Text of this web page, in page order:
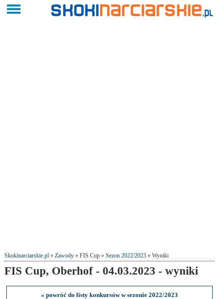
Skokinarciarskie.pl» Zawody» FIS Cup » Sezon 2022/2023» Wyniki
FIS Cup, Oberhof - 04.03.2023 - wyniki
« powróć do listy konkursów w sezonie 2022/2023